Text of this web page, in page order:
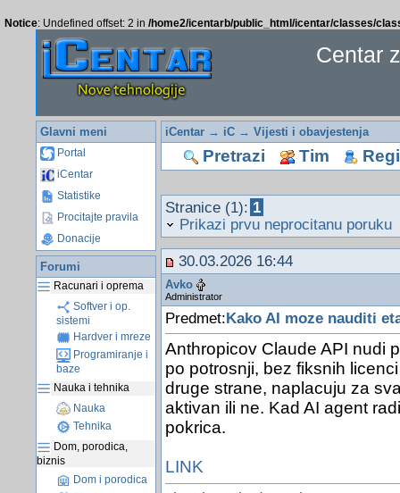
Notice: Undefined offset: 2 in /home2/icentarb/public_html/icentar/classes/
Centar
Glavni meni
Portal
iCentar
Statistike
Procitajte pravila
Donacije
Forumi
Racunari i oprema
Softver i op.
sistemi
Hardver i mreze
Programiranje i
baze
Nauka i tehnika
Nauka
Tehnika
Dom, porodica,
biznis
Dom i porodica
iCentar→ iC→ Vijesti i obavjestenja
Pretrazi Tim
Stranice (1): 1
Prikazi prvu neprocitanu poruku
30.03.2026 16:44
Avko
Administrator
Predmet: Kako AI moze nauditi
Anthropicov Claude API nudi
po potrosnji, bez fiksnih
druge strane, naplacuju za
aktivan ili ne. Kad AI agent
pokrica.
LINK